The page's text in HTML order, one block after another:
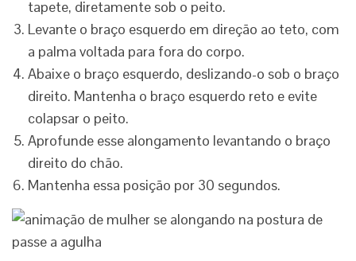
tapete, diretamente sob o peito.
Levante o braço esquerdo em direção ao teto, com
a palma voltada para fora do corpo.
Abaixe o braço esquerdo, deslizando-o sob o braço
direito. Mantenha o braço esquerdo reto e evite
colapsar o peito.
Aprofunde esse alongamento levantando o braço
direito do chão.
Mantenha essa posição por 30 segundos.